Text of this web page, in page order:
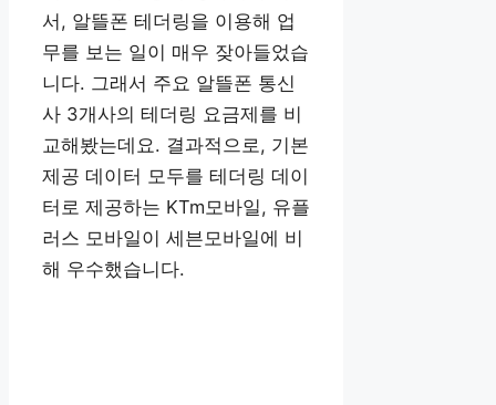
서, 알뜰폰 테더링을 이용해 업
무를 보는 일이 매우 잦아들었습
니다. 그래서 주요 알뜰폰 통신
사 3개사의 테더링 요금제를 비
교해봤는데요. 결과적으로, 기본
제공 데이터 모두를 테더링 데이
터로 제공하는 KTm모바일, 유플
러스 모바일이 세븐모바일에 비
해 우수했습니다.